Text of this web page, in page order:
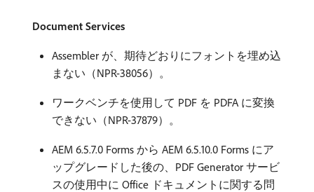
Document Services
Assembler が、期待どおりにフォントを埋め込
まない（NPR-38056）。
ワークベンチを使用して PDF を PDFA に変換
できない（NPR-37879）。
AEM 6.5.7.0 Forms から AEM 6.5.10.0 Forms にア
ップグレードした後の、PDF Generator サービ
スの使用中に Office ドキュメントに関する問